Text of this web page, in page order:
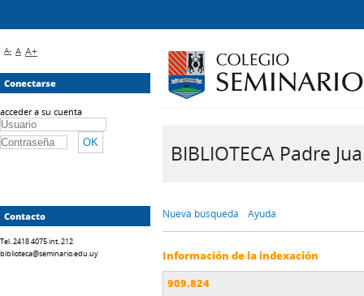
BIBLIOTECA Padre
Nueva búsqueda Ayuda
Información de la indexación
909.824
A- A A+
Conectarse
acceder a su cuenta
Contacto
Tel. 2418 4075 int. 212
biblioteca@seminario.edu.uy